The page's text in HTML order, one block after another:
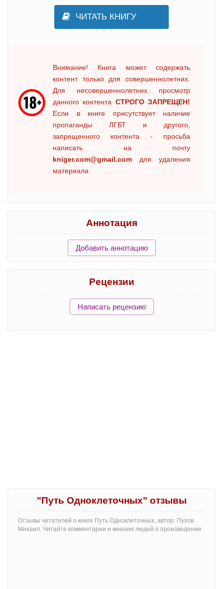
ЧИТАТЬ КНИГУ
Внимание! Книга может содержать
контент только для совершеннолетних.
Для несовершеннолетних просмотр
данного контента СТРОГО ЗАПРЕЩЕН!
Если в книге присутствует наличие
пропаганды ЛГБТ и другого,
запрещенного контента - просьба
написать на почту
kniger.com@gmail.com для удаления
материала
Аннотация
Добавить аннотацию
Рецензии
Написать рецензию
"Путь Одноклеточных" отзывы
Отзывы читателей о книге Путь Одноклеточных, автор: Пухов
Михаил. Читайте комментарии и мнения людей о произведении.